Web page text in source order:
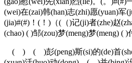
(wei)在(zai)韩(han)志(zhi)愿(yuan)军
(jia)#(#)！(！)（(（)记(ji)者(zhe)赵
(chao) ( )邹(zou)梦(meng)梦(meng) (
( ) ( )彭(peng)斯(si)的(de)首